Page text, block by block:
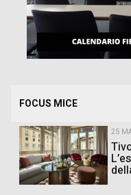
FOCUS MICE
25